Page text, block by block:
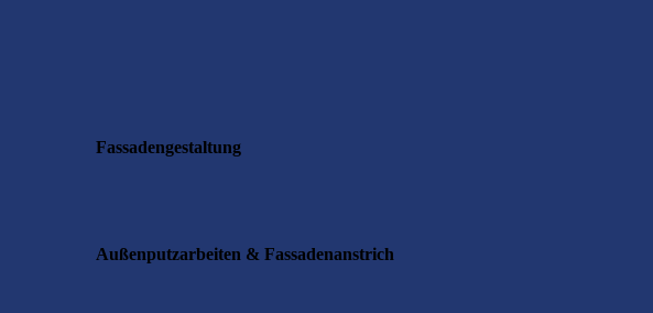
Fassadengestaltung
Außenputzarbeiten & Fassadenanstrich